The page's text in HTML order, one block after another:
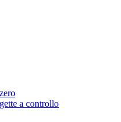
a controllo